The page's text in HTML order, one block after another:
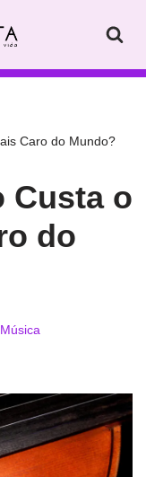
Caro do Mundo?
Custa o
do
Música